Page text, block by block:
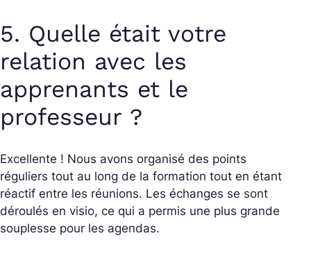
5. Quelle était votre
relation avec les
apprenants et le
professeur ?
Excellente ! Nous avons organisé des points
réguliers tout au long de la formation tout en étant
réactif entre les réunions. Les échanges se sont
déroulés en visio, ce qui a permis une plus grande
souplesse pour les agendas.